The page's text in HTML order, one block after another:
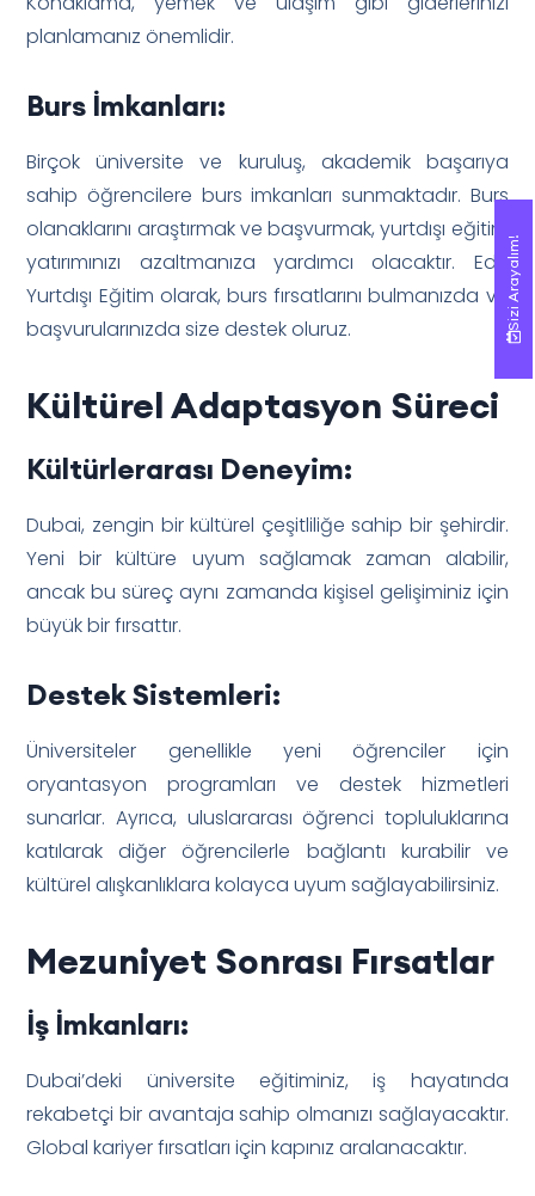
planlamanız önemlidir.
Burs İmkanları:
Birçok üniversite ve kuruluş, akademik başarıya
sahip öğrencilere burs imkanları sunmaktadır. Burs
olanaklarını araştırmak ve başvurmak, yurtdışı eğitim
yatırımınızı azaltmanıza yardımcı olacaktır. Edu
Yurtdışı Eğitim olarak, burs fırsatlarını bulmanızda ve
başvurularınızda size destek oluruz.
Kültürel Adaptasyon Süreci
Kültürlerarası Deneyim:
Dubai, zengin bir kültürel çeşitliliğe sahip bir şehirdir.
Yeni bir kültüre uyum sağlamak zaman alabilir,
ancak bu süreç aynı zamanda kişisel gelişiminiz için
büyük bir fırsattır.
Destek Sistemleri:
Üniversiteler genellikle yeni öğrenciler için
oryantasyon programları ve destek hizmetleri
sunarlar. Ayrıca, uluslararası öğrenci topluluklarına
katılarak diğer öğrencilerle bağlantı kurabilir ve
kültürel alışkanlıklara kolayca uyum sağlayabilirsiniz.
Mezuniyet Sonrası Fırsatlar
İş İmkanları:
Dubai’deki üniversite eğitiminiz, iş hayatında
rekabetçi bir avantaja sahip olmanızı sağlayacaktır.
Global kariyer fırsatları için kapınız aralanacaktır.
Sizi Arayalım!
Sizi Arayalım!